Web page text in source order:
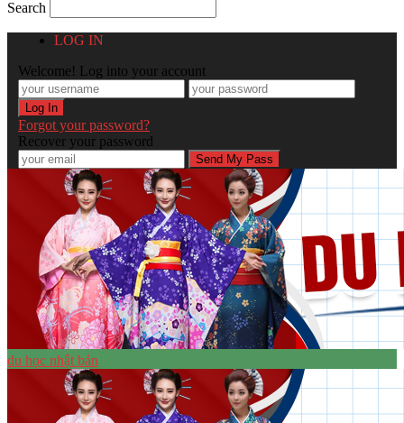
Search
LOG IN
Welcome! Log into your account
Forgot your password?
Recover your password
du học nhật bản